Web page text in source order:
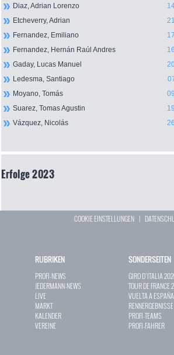
Diaz, Adrian Lorenzo
Etcheverry, Adrian
Fernandez, Emiliano
Fernandez, Hernán Raúl Andres
Gaday, Lucas Manuel
Ledesma, Santiago
Moyano, Tomás
Suarez, Tomas Agustin
Vázquez, Nicolás
Erfolge 2023
COOKIE EINSTELLUNGEN |
RUBRIKEN
PROFI-NEWS
JEDERMANN-NEWS
LIVE
MARKT
KALENDER
VEREINE
SONDERSEITEN
GIRO D`ITALIA
TOUR DE FRANCE
VUELTA A
RENNERGEBNISSE
PROFI-TEAMS
PROFI-FAHRER